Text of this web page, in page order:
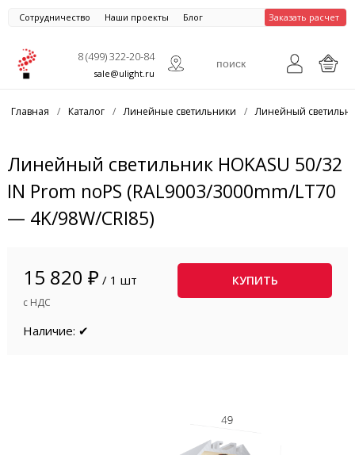
Сотрудничество Наши проекты Блог Заказать расчет
8 (499) 322-20-84
sale@ulight.ru
Главная / Каталог / Линейные светильники / Линейный
Линейный светильник HOKASU 50/32
IN Prom noPS (RAL9003/3000mm/LT70
— 4K/98W/CRI85)
15 820 ₽ / 1 шт
с НДС
КУПИТЬ
Наличие: ✔